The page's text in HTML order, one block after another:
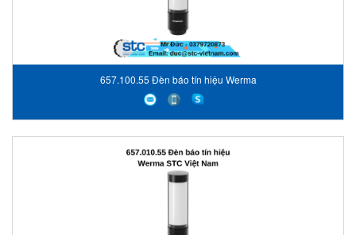
657.100.55 Đèn báo tín hiệu Werma